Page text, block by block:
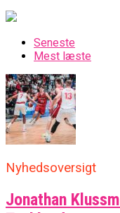
Seneste
Mest læste
Nyhedsoversigt
Jonathan